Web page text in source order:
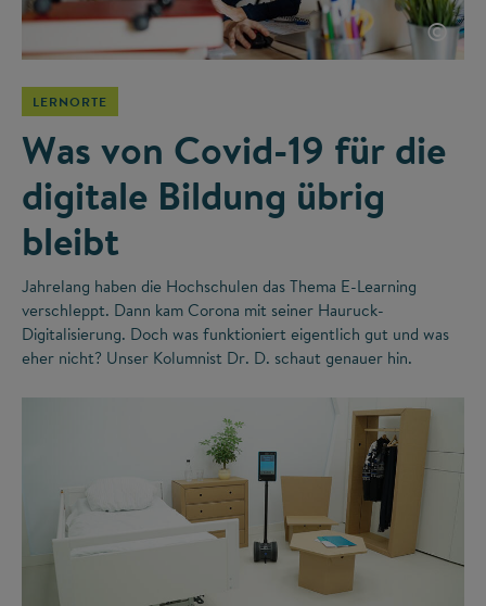
©
LERNORTE
Was von Covid-19 für die
digitale Bildung übrig
bleibt
Jahrelang haben die Hochschulen das Thema E-Learning
verschleppt. Dann kam Corona mit seiner Hauruck-
Digitalisierung. Doch was funktioniert eigentlich gut und was
eher nicht? Unser Kolumnist Dr. D. schaut genauer hin.